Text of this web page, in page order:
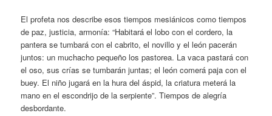
El profeta nos describe esos tiempos mesiánicos como tiempos
de paz, justicia, armonía: “Habitará el lobo con el cordero, la
pantera se tumbará con el cabrito, el novillo y el león pacerán
juntos: un muchacho pequeño los pastorea. La vaca pastará con
el oso, sus crías se tumbarán juntas; el león comerá paja con el
buey. El niño jugará en la hura del áspid, la criatura meterá la
mano en el escondrijo de la serpiente”. Tiempos de alegría
desbordante.